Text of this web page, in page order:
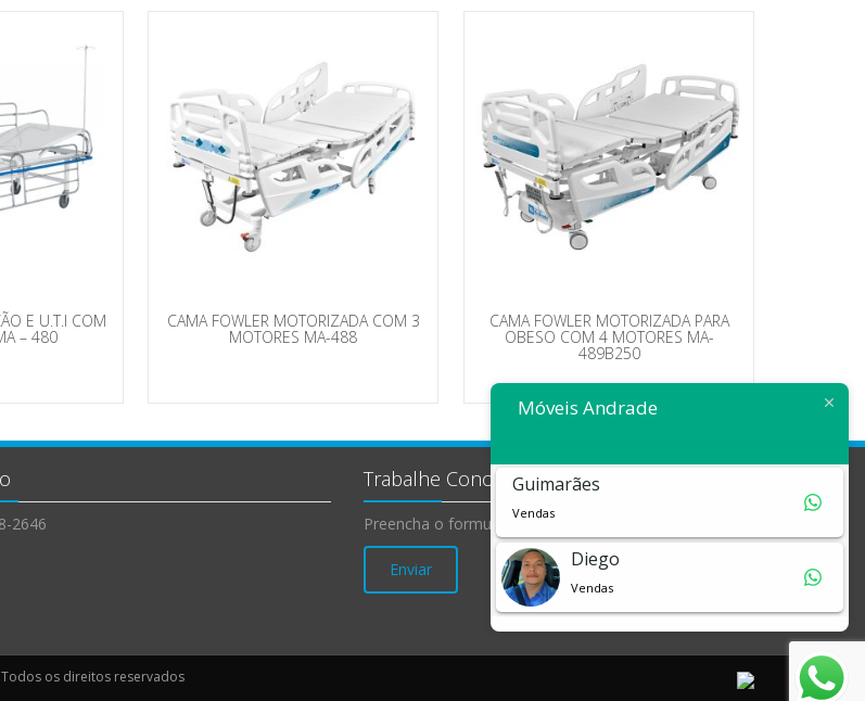
E U.T.I COM
– 480
CAMA FOWLER MOTORIZADA COM 3
MOTORES MA-488
CAMA FOWLER MOTORIZADA PARA
OBESO COM 4 MOTORES MA-
489B250
2646
Trabalhe Conosco
Preencha o formulário e envie seu currículo!
Enviar
Todos os direitos reservados
Móveis Andrade
Guimarães
Vendas
Diego
Vendas